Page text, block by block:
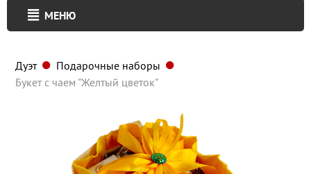
МЕНЮ
Дуэт
Подарочные наборы
Букет с чаем "Желтый цветок"